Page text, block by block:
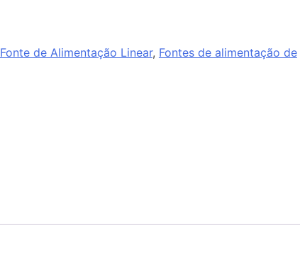
Fonte de Alimentação Linear, Fontes de alimentação de